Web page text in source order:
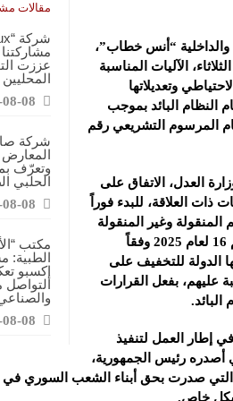
فرصة للتواصل مع الشركات والتعريف
نسعى لتعزيز حضور منتجاتنا في السوق
معرض كيم إكسبو فرصة للتعريف بالمنتجات
مقالات
عززت
المحليين
08
شركة
وتعرّف
الحلبي
08
مكتب
الطبية:
إكسبو
التواصل
08
“أنس خطاب”،
الآليات المناسبة
وتعديلاتها
النظام البائد بموجب
المرسوم التشريعي رقم
العدل، الاتفاق على
العلاقة، للبدء فوراً
وغير المنقولة
وفرزها ومعالجتها، في ضوء المرسوم رقم 16 لعام 2025 وفقاً
الدولة للتخفيف على
عليهم، بفعل القرارات
إطار العمل لتنفيذ
رقم 16 لعام 2025 الذي أصدره رئيس الجمهورية،
التي صدرت بحق أبناء الشعب السوري في
بشكل خاص.